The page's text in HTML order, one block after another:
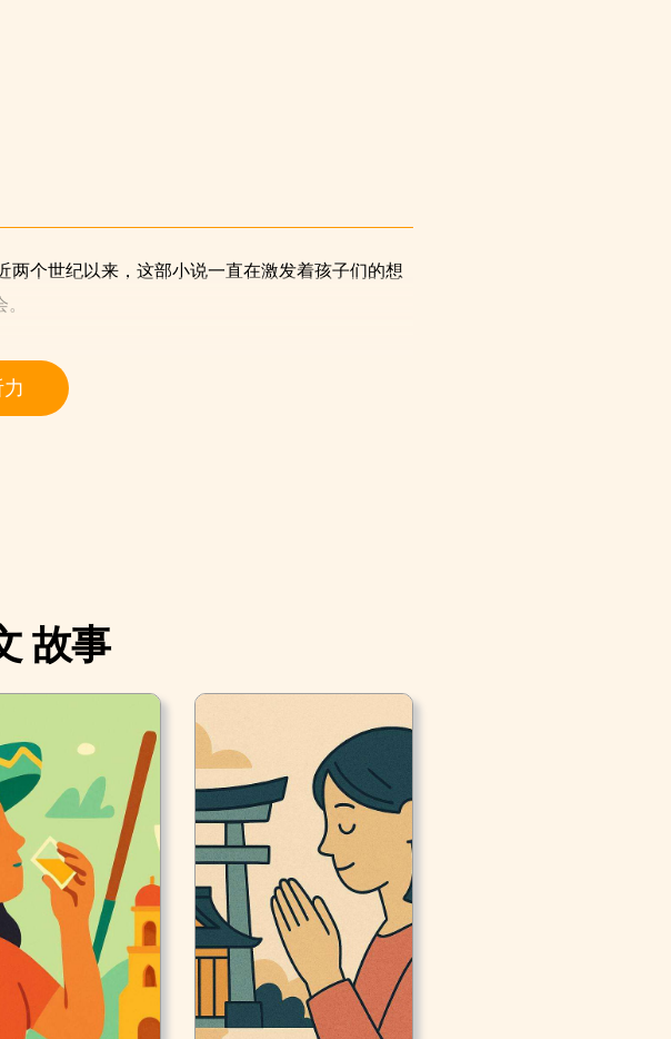
两个世纪以来，这部小说一直在激发着孩子们的想
故事